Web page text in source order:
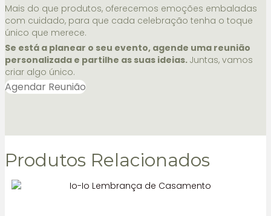
Mais do que produtos, oferecemos emoções embaladas
com cuidado, para que cada celebração tenha o toque
único que merece.
Se está a planear o seu evento, agende uma reunião
personalizada e partilhe as suas ideias. Juntas, vamos
criar algo único.
Agendar Reunião
Produtos Relacionados